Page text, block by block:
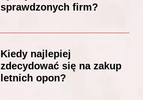
sprawdzonych firm?
Kiedy najlepiej
zdecydować się na zakup
letnich opon?